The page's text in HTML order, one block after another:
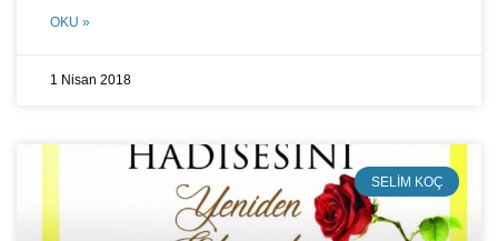
OKU »
1 Nisan 2018
SELIM KOÇ